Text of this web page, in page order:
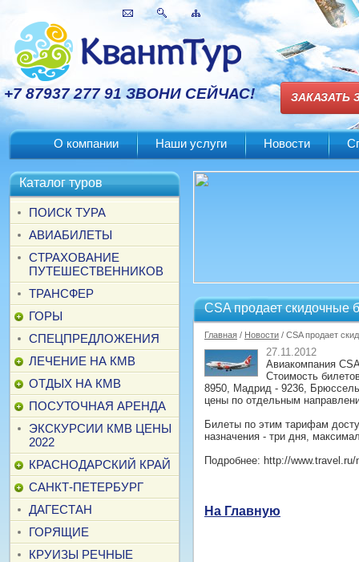
+7 87937 277 91 ЗВОНИ СЕЙЧАС! ЗАКАЗАТЬ
О компании Наши услуги Новости
Каталог туров
ПОИСК ТУРА
АВИАБИЛЕТЫ
СТРАХОВАНИЕ
ПУТЕШЕСТВЕННИКОВ
ТРАНСФЕР
ГОРЫ
СПЕЦПРЕДЛОЖЕНИЯ
ЛЕЧЕНИЕ НА КМВ
ОТДЫХ НА КМВ
ПОСУТОЧНАЯ АРЕНДА
ЭКСКУРСИИ КМВ ЦЕНЫ
2022
КРАСНОДАРСКИЙ КРАЙ
САНКТ-ПЕТЕРБУРГ
ДАГЕСТАН
ГОРЯЩИЕ
КРУИЗЫ РЕЧНЫЕ
CSA продает скидочные
Главная / Новости / CSA продает
27.11.2012
Авиакомпания
Стоимость
8950, Мадрид - 9236,
цены по отдельным
Билеты по этим тарифам
назначения - три дня,
Подробнее: http://
На Главную